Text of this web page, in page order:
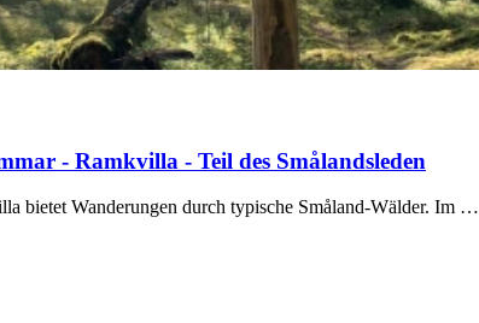
- Ramkvilla - Teil des Smålandsleden
bietet Wanderungen durch typische Småland-Wälder. Im …